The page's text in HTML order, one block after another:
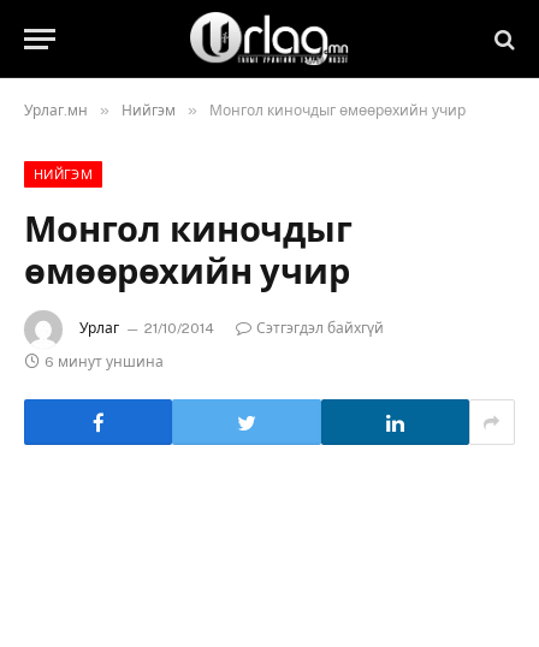
Урлаг.мн » Нийгэм » Монгол киночдыг өмөөрөхийн учир
НИЙГЭМ
Монгол киночдыг
өмөөрөхийн учир
Урлаг 21/10/2014
Сэтгэгдэл байхгүй
6 минут уншина